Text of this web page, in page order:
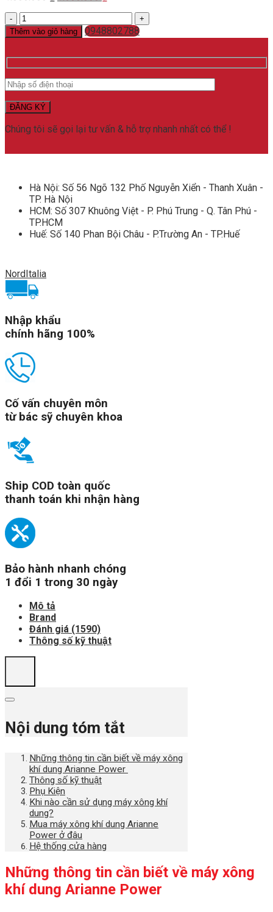
1.800.000 ₫.1.500.000 ₫.
Máy
xông
khí
Power
số
lượng
Thêm vào giỏ hàng 0948802788
Chúng tôi sẽ gọi lại tư vấn & hỗ trợ nhanh nhất có thể !
Hà Nội: Số 56 Ngõ 132 Phố Nguyễn Xiển - Thanh Xuân -
TP. Hà Nội
HCM: Số 307 Khuông Việt - P. Phú Trung - Q. Tân Phú -
TP.HCM
Huế: Số 140 Phan Bội Châu - P.Trường An - TP.Huế
NordItalia
Nhập khẩu
chính hãng 100%
Cố vấn chuyên môn
từ bác sỹ chuyên khoa
Ship COD toàn quốc
thanh toán khi nhận hàng
Bảo hành nhanh chóng
1 đổi 1 trong 30 ngày
Mô tả
Brand
Đánh giá (1590)
Thông số kỹ thuật
Nội dung tóm tắt
Những thông tin cần biết về máy xông
khí dung Arianne Power
Thông số kỹ thuật
Phụ Kiện
Khi nào cần sử dụng máy xông khí
dung?
Mua máy xông khí dung Arianne
Power ở đâu
Hệ thống cửa hàng
Những thông tin cần biết về máy xông
khí dung Arianne Power